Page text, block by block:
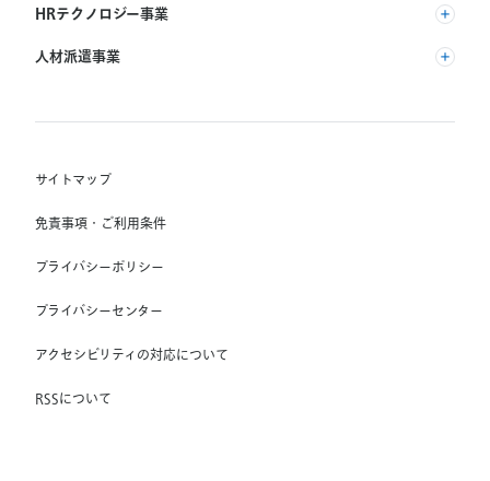
(株) リクルート
HRテクノロジー事業
(株) インディードリクルートパートナーズ
Indeed, Inc.
人材派遣事業
(株) スタッフサービス・ホールディングス
Unique NV
Staffmark Group, LLC
The CSI Companies, Inc.
サイトマップ
免責事項・ご利用条件
プライバシーポリシー
プライバシーセンター
アクセシビリティの対応について
RSSについて